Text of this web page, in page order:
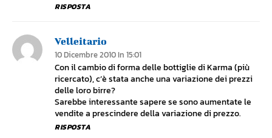
RISPOSTA
Velleitario
10 Dicembre 2010 In 15:01
Con il cambio di forma delle bottiglie di Karma (più
ricercato), c’è stata anche una variazione dei prezzi
delle loro birre?
Sarebbe interessante sapere se sono aumentate le
vendite a prescindere della variazione di prezzo.
RISPOSTA